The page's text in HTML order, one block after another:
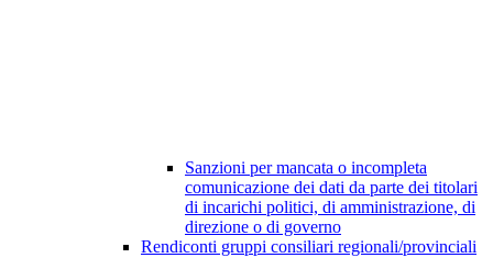
Sanzioni per mancata o incompleta
comunicazione dei dati da parte dei titolari
di incarichi politici, di amministrazione, di
direzione o di governo
Rendiconti gruppi consiliari regionali/provinciali